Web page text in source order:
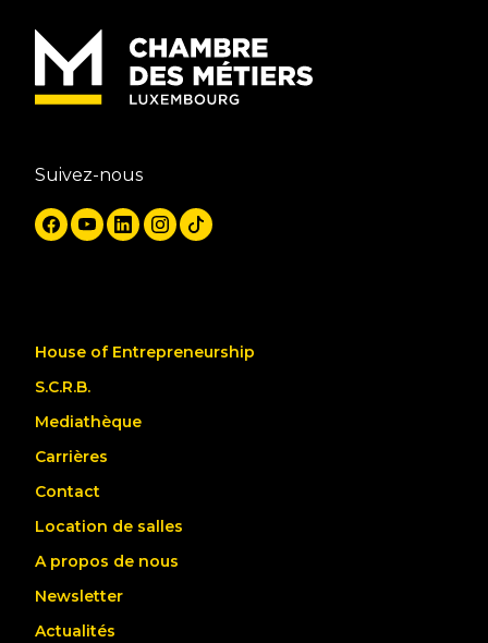
Suivez-nous
House of Entrepreneurship
S.C.R.B.
Mediathèque
Carrières
Contact
Location de salles
A propos de nous
Newsletter
Actualités